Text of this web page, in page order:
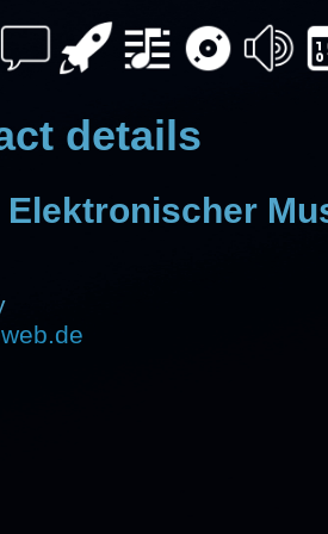
details
Elektronischer